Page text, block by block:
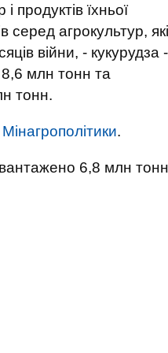
продуктів їхньої
серед агрокультур, які
війни, - кукурудза -
млн тонн та
тонн.
Мінагрополітики.
6,8 млн тонн